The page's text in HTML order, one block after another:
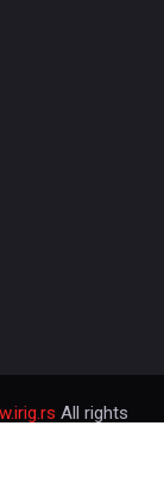
All rights